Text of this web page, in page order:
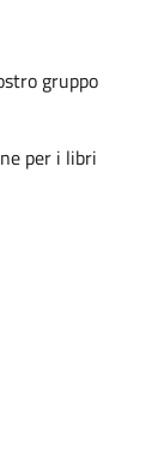
gruppo
per i libri